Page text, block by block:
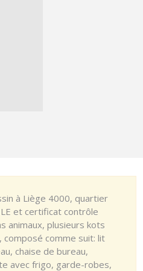
à Liège 4000, quartier
et certificat contrôle
animaux, plusieurs kots
comme suit: lit
chaise de bureau,
avec frigo, garde-robes,